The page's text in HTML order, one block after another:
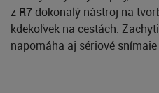
z R7 dokonalý nástroj na
kdekoľvek na cestách.
napomáha aj sériové